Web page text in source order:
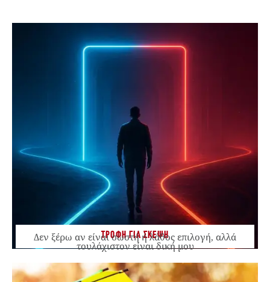
ΤΡΟΦΗ ΓΙΑ ΣΚΕΨΗ
Δεν ξέρω αν είναι σωστή ή λάθος επιλογή, αλλά
τουλάχιστον είναι δική μου